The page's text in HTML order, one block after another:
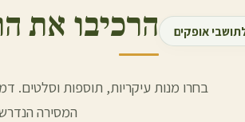
אופקים הרכיבו את
בחרו מנות עיקריות, תוספות וסלטים.
המסירה